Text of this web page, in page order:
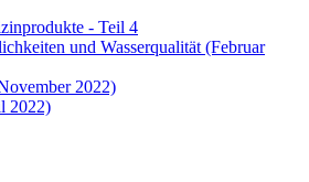
- Teil 4
und Wasserqualität (Februar
2022)
2022)